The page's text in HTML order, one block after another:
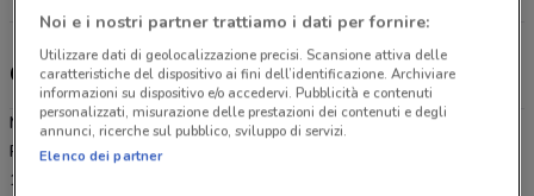
Gli sconti del nuovo volantino MD e i negozi
MD è presente in vari punti della città: lo trovi in Via Del Mare 2
Pomezia, Via San Lorenzo 60 Roma Ardea, Via Antonino Giuffre'
124 Roma, Via A. Toscanini Aprilia, Via Appia Pignatelli 296 Roma,
Noi e i nostri partner trattiamo i dati per fornire:
Utilizzare dati di geolocalizzazione precisi. Scansione attiva delle
caratteristiche del dispositivo ai fini dell’identificazione. Archiviare
informazioni su dispositivo e/o accedervi. Pubblicità e contenuti
personalizzati, misurazione delle prestazioni dei contenuti e degli
annunci, ricerche sul pubblico, sviluppo di servizi.
Elenco dei partner